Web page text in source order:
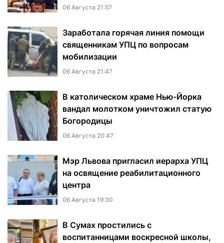
06 Августа 21:57
Заработала горячая линия помощи
священникам УПЦ по вопросам
мобилизации
06 Августа 21:47
В католическом храме Нью-Йорка
вандал молотком уничтожил статую
Богородицы
06 Августа 20:47
Мэр Львова пригласил иерарха УПЦ
на освящение реабилитационного
центра
06 Августа 19:30
В Сумах простились с
воспитанницами воскресной школы,